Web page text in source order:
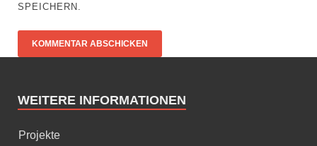
SPEICHERN.
WEITERE INFORMATIONEN
Projekte